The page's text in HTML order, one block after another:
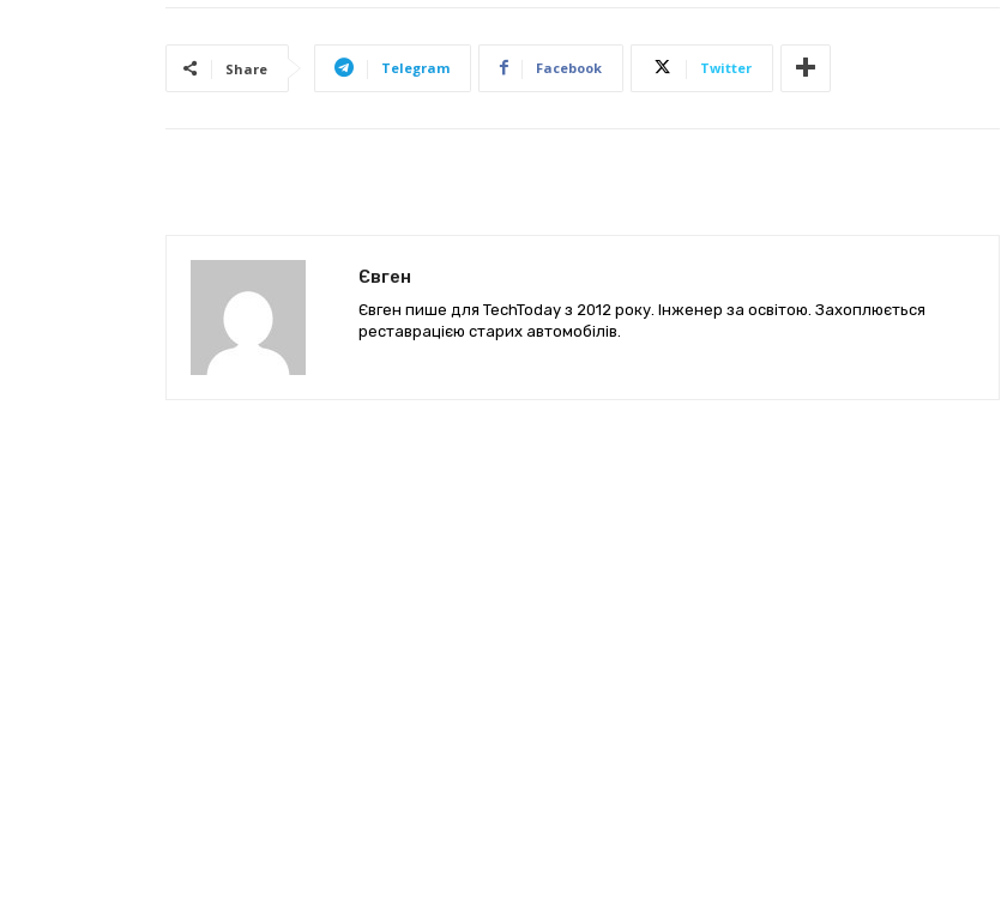
Share Telegram Facebook Twitter
Євген
Євген пише для TechToday з 2012 року. Інженер за освітою. Захоплюється
реставрацією старих автомобілів.